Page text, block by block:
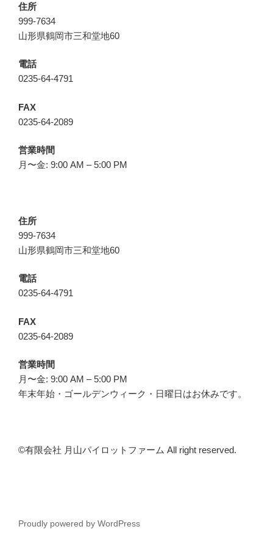
住所
999-7634
山形県鶴岡市三和堂地60
電話
0235-64-4791
FAX
0235-64-2089
営業時間
月〜金: 9:00 AM – 5:00 PM
住所
999-7634
山形県鶴岡市三和堂地60
電話
0235-64-4791
FAX
0235-64-2089
営業時間
月〜金: 9:00 AM – 5:00 PM
年末年始・ゴールデンウィーク・日曜日はお休みです。
©︎有限会社 月山パイロットファーム All right reserved.
Proudly powered by WordPress